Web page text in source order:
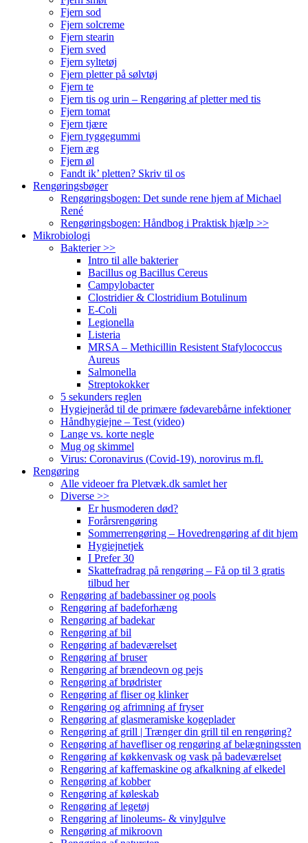
Fjern sod
Fjern solcreme
Fjern stearin
Fjern sved
Fjern syltetøj
Fjern pletter på sølvtøj
Fjern te
Fjern tis og urin – Rengøring af pletter med tis
Fjern tomat
Fjern tjære
Fjern tyggegummi
Fjern æg
Fjern øl
Fandt ik’ pletten? Skriv til os
Rengøringsbøger
Rengøringsbogen: Det sunde rene hjem af Michael
René
Rengøringsbogen: Håndbog i Praktisk hjælp >>
Mikrobiologi
Bakterier >>
Intro til alle bakterier
Bacillus og Bacillus Cereus
Campylobacter
Clostridier & Clostridium Botulinum
E-Coli
Legionella
Listeria
MRSA – Methicillin Resistent Stafylococcus
Aureus
Salmonella
Streptokokker
5 sekunders reglen
Hygiejneråd til de primære fødevarebårne infektioner
Håndhygiejne – Test (video)
Lange vs. korte negle
Mug og skimmel
Virus: Coronavirus (Covid-19), norovirus m.fl.
Rengøring
Alle videoer fra Pletvæk.dk samlet her
Diverse >>
Er husmoderen død?
Forårsrengøring
Sommerrengøring – Hovedrengøring af dit hjem
Hygiejnetjek
I Prefer 30
Skattefradrag på rengøring – Få op til 3 gratis
tilbud her
Rengøring af badebassiner og pools
Rengøring af badeforhæng
Rengøring af badekar
Rengøring af bil
Rengøring af badeværelset
Rengøring af bruser
Rengøring af brændeovn og pejs
Rengøring af brødrister
Rengøring af fliser og klinker
Rengøring og afrimning af fryser
Rengøring af glasmeramiske kogeplader
Rengøring af grill | Trænger din grill til en rengøring?
Rengøring af havefliser og rengøring af belægningssten
Rengøring af køkkenvask og vask på badeværelset
Rengøring af kaffemaskine og afkalkning af elkedel
Rengøring af kobber
Rengøring af køleskab
Rengøring af legetøj
Rengøring af linoleums- & vinylgulve
Rengøring af mikroovn